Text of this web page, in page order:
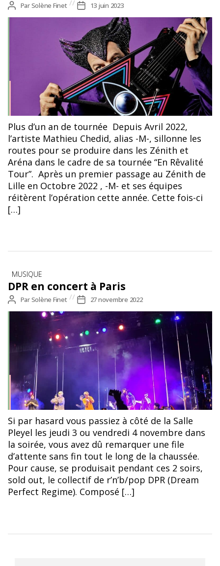
Auteur
de
ParSolène Finet
Date
de
l’article
13 juin 2023
-M- “Rêvalité” © YANN ORHAN
Plus d’un an de tournée Depuis Avril 2022,
l’artiste Mathieu Chedid, alias -M-, sillonne les
routes pour se produire dans les Zénith et
Aréna dans le cadre de sa tournée “En Rêvalité
Tour”. Après un premier passage au Zénith de
Lille en Octobre 2022 , -M- et ses équipes
réitèrent l’opération cette année. Cette fois-ci
[…]
Catégories
MUSIQUE
DPR en concert à Paris
Auteur
de
ParSolène Finet
Date
de
l’article
27 novembre 2022
DPR à la Salle Pleyel
Si par hasard vous passiez à côté de la Salle
Pleyel les jeudi 3 ou vendredi 4 novembre dans
la soirée, vous avez dû remarquer une file
d’attente sans fin tout le long de la chaussée.
Pour cause, se produisait pendant ces 2 soirs,
sold out, le collectif de r’n’b/pop DPR (Dream
Perfect Regime). Composé […]